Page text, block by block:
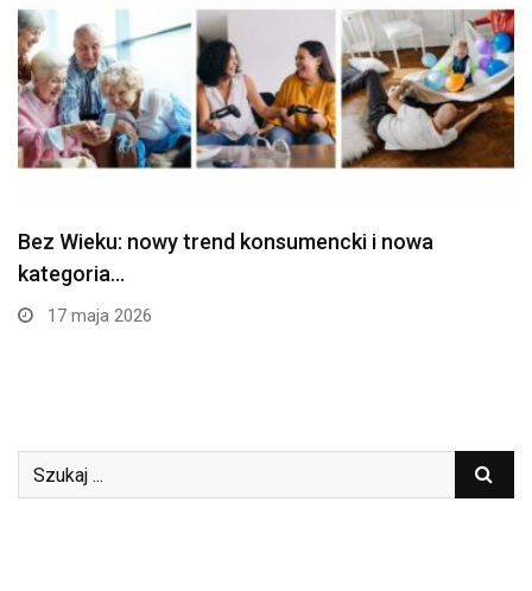
Bez Wieku: nowy trend konsumencki i nowa
kategoria…
17 maja 2026